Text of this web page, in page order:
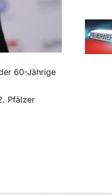
60-Jährige
Pfälzer